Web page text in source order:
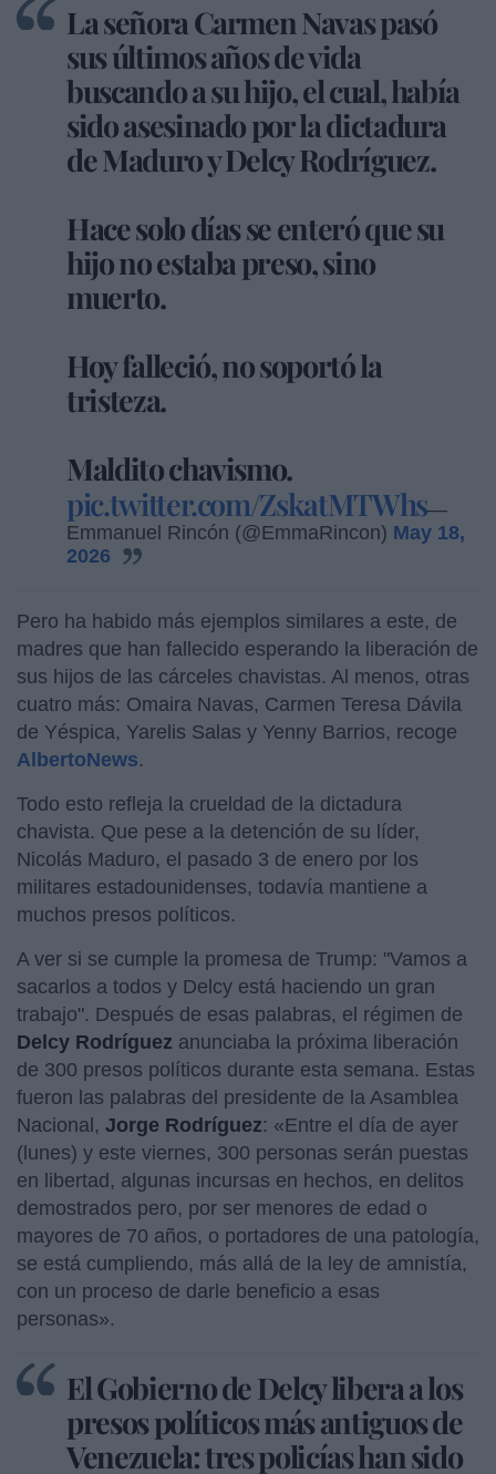
La señora Carmen Navas pasó
sus últimos años de vida
buscando a su hijo, el cual, había
sido asesinado por la dictadura
de Maduro y Delcy Rodríguez.
Hace solo días se enteró que su
hijo no estaba preso, sino
muerto.
Hoy falleció, no soportó la
tristeza.
Maldito chavismo.
pic.twitter.com/ZskatMTWhs—
Emmanuel Rincón (@EmmaRincon) May 18,
2026
Pero ha habido más ejemplos similares a este, de
madres que han fallecido esperando la liberación de
sus hijos de las cárceles chavistas. Al menos, otras
cuatro más: Omaira Navas, Carmen Teresa Dávila
de Yéspica, Yarelis Salas y Yenny Barrios, recoge
AlbertoNews.
Todo esto refleja la crueldad de la dictadura
chavista. Que pese a la detención de su líder,
Nicolás Maduro, el pasado 3 de enero por los
militares estadounidenses, todavía mantiene a
muchos presos políticos.
A ver si se cumple la promesa de Trump: "Vamos a
sacarlos a todos y Delcy está haciendo un gran
trabajo". Después de esas palabras, el régimen de
Delcy Rodríguez anunciaba la próxima liberación
de 300 presos políticos durante esta semana. Estas
fueron las palabras del presidente de la Asamblea
Nacional, Jorge Rodríguez: «Entre el día de ayer
(lunes) y este viernes, 300 personas serán puestas
en libertad, algunas incursas en hechos, en delitos
demostrados pero, por ser menores de edad o
mayores de 70 años, o portadores de una patología,
se está cumpliendo, más allá de la ley de amnistía,
con un proceso de darle beneficio a esas
personas».
El Gobierno de Delcy libera a los
presos políticos más antiguos de
Venezuela: tres policías han sido